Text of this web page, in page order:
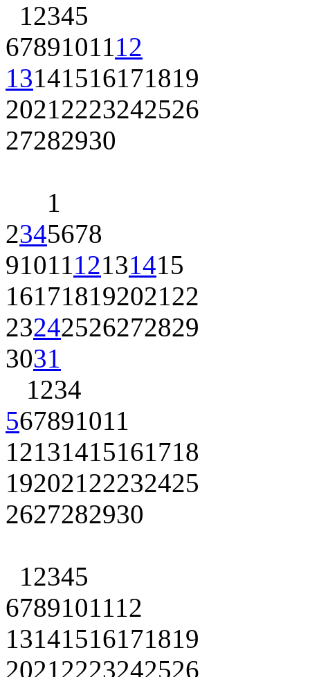
12345
6789101112
13141516171819
20212223242526
27282930
1
2345678
9101112131415
16171819202122
23242526272829
3031
1234
567891011
12131415161718
19202122232425
2627282930
12345
6789101112
13141516171819
2021 2223242526